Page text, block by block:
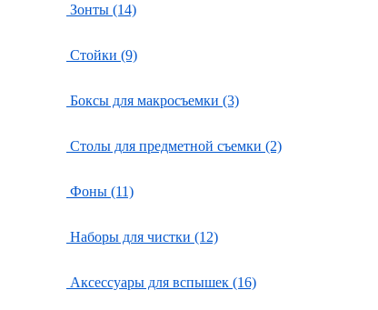
Зонты (14)
Стойки (9)
Боксы для макросъемки (3)
Столы для предметной съемки (2)
Фоны (11)
Наборы для чистки (12)
Аксессуары для вспышек (16)